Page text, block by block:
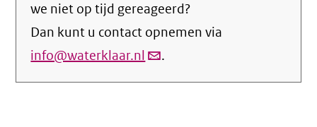
we niet op tijd gereageerd?
Dan kunt u contact opnemen via
info@waterklaar.nl (link
verstuurt
.